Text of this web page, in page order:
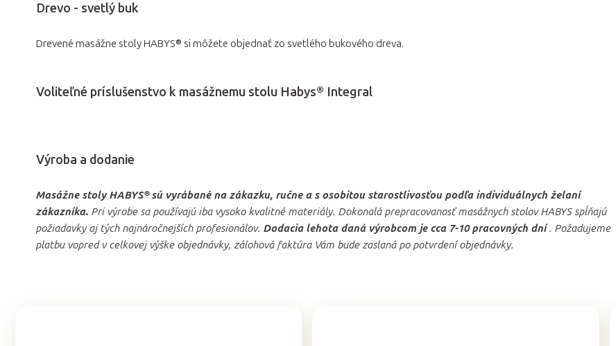
Drevo - svetlý buk
Drevené masážne stoly HABYS® si môžete objednať zo svetlého bukového dreva.
Voliteľné príslušenstvo k masážnemu stolu Habys® Integral
Výroba a dodanie
Masážne stoly HABYS® sú vyrábané na zákazku, ručne a s osobitou starostlivosťou podľa individuálnych želaní
zákazníka. Pri výrobe sa používajú iba vysoko kvalitné materiály. Dokonalá prepracovanosť masážnych stolov HABYS spĺňajú
požiadavky aj tých najnáročnejších profesionálov. Dodacia lehota daná výrobcom je cca 7-10 pracovných dní. Požadujeme
platbu vopred v celkovej výške objednávky, zálohová faktúra Vám bude zaslaná po potvrdení objednávky.